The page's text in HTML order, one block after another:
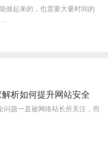
做起来的，也需要大量时间的
析如何提升网站安全
问题一直被网络站长所关注，而